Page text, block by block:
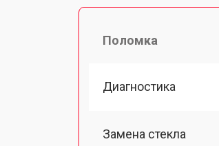
Поломка
Диагностика
Замена стекла